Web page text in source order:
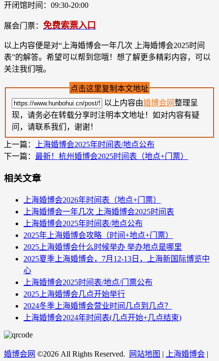
开闭馆时间：09:30-20:00
展会门票： 免费索票入口
以上内容便是对“上海婚博会一年几次 上海婚博会2025时间
表”的解答。希望可以帮到您哦！想了解更多精彩内容，可以
关注我们哦。
点击这里复制本文地址
以上内容由婚博会网整理呈
现，请务必在转载分享时注明本文地址！如对内容有疑
问，请联系我们，谢谢！
上一篇： 上海婚博会2025年时间表/地点公布
下一篇： 最新！杭州婚博会2025时间表（地点+门票）
相关文章
上海婚博会2026年时间表（地点+门票）
上海婚博会一年几次 上海婚博会2025时间表
上海婚博会2025年时间表/地点公布
2025年上海婚博会攻略（时间+地点+门票）
2025上海婚博会什么时候举办 举办地点是哪里
2025夏季上海婚博会，7月12-13日，上海新国际博览中
心
上海婚博会2025时间表/地点/门票公布
2025上海婚博会几点开始举行
2024冬季上海婚博会营业时间几点到几点？
上海婚博会2024年时间表(几点开始+几点结束)
婚博会网 ©2026 All Rights Reserved. 网站地图 | 上海婚博会 |